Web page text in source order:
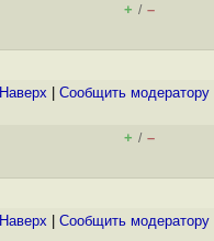
+ / –
Наверх Cообщить модератору
+ / –
Наверх Cообщить модератору